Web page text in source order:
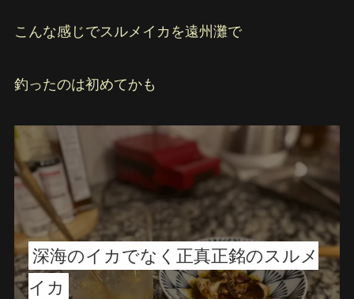
こんな感じでスルメイカを遠州灘で
釣ったのは初めてかも
深海のイカでなく正真正銘のスルメ
イカ